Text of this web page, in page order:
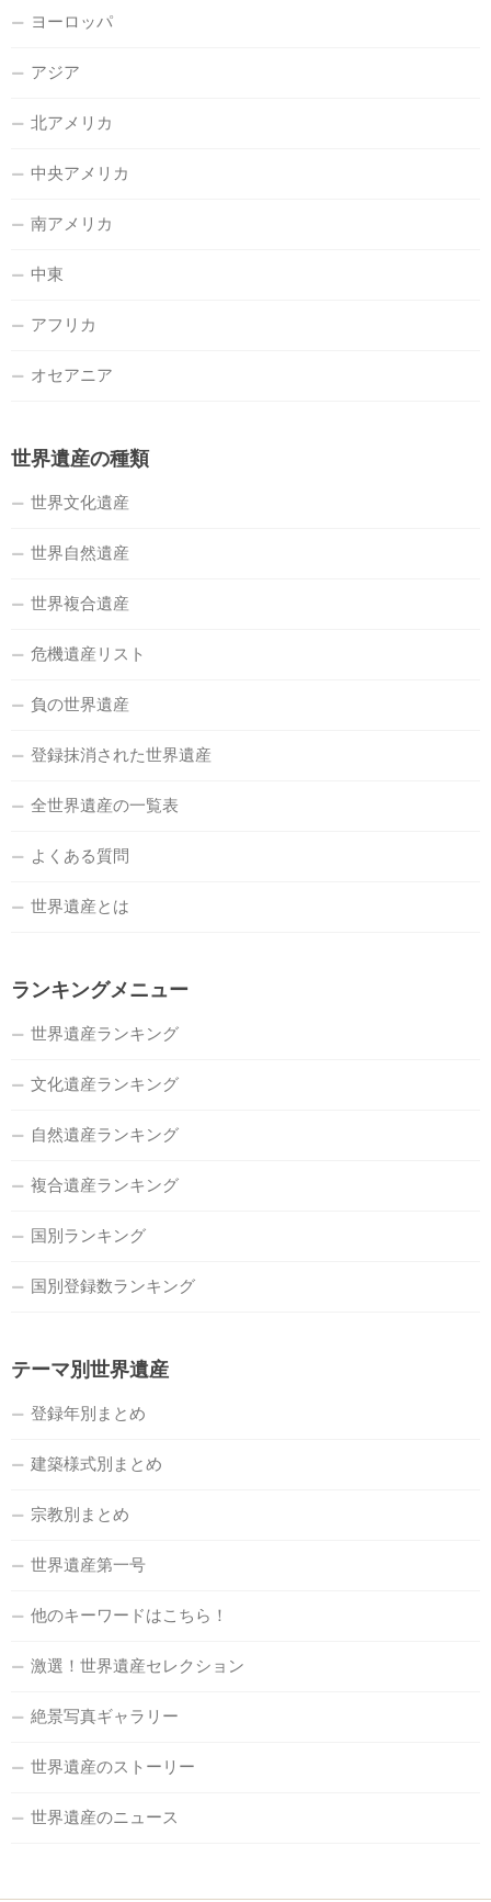
ヨーロッパ
アジア
北アメリカ
中央アメリカ
南アメリカ
中東
アフリカ
オセアニア
世界遺産の種類
世界文化遺産
世界自然遺産
世界複合遺産
危機遺産リスト
負の世界遺産
登録抹消された世界遺産
全世界遺産の一覧表
よくある質問
世界遺産とは
ランキングメニュー
世界遺産ランキング
文化遺産ランキング
自然遺産ランキング
複合遺産ランキング
国別ランキング
国別登録数ランキング
テーマ別世界遺産
登録年別まとめ
建築様式別まとめ
宗教別まとめ
世界遺産第一号
他のキーワードはこちら！
激選！世界遺産セレクション
絶景写真ギャラリー
世界遺産のストーリー
世界遺産のニュース